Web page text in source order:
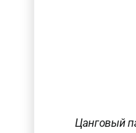
Цанговый